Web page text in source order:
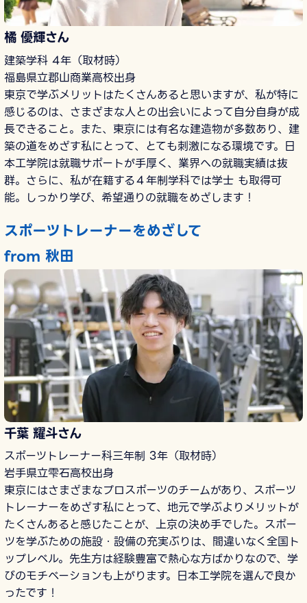
橘 優輝さん
建築学科 4年（取材時）
福島県立郡山商業高校出身
東京で学ぶメリットはたくさんあると思いますが、私が特に
感じるのは、さまざまな人との出会いによって自分自身が成
長できること。また、東京には有名な建造物が多数あり、建
築の道をめざす私にとって、とても刺激になる環境です。日
本工学院は就職サポートが手厚く、業界への就職実績は抜
群。さらに、私が在籍する４年制学科では学士 も取得可
能。しっかり学び、希望通りの就職をめざします！
スポーツトレーナーをめざして
from 秋田
千葉 耀斗さん
スポーツトレーナー科三年制 3年（取材時）
岩手県立雫石高校出身
東京にはさまざまなプロスポーツのチームがあり、スポーツ
トレーナーをめざす私にとって、地元で学ぶよりメリットが
たくさんあると感じたことが、上京の決め手でした。スポー
ツを学ぶための施設・設備の充実ぶりは、間違いなく全国ト
ップレベル。先生方は経験豊富で熱心な方ばかりなので、学
びのモチベーションも上がります。日本工学院を選んで良か
ったです！